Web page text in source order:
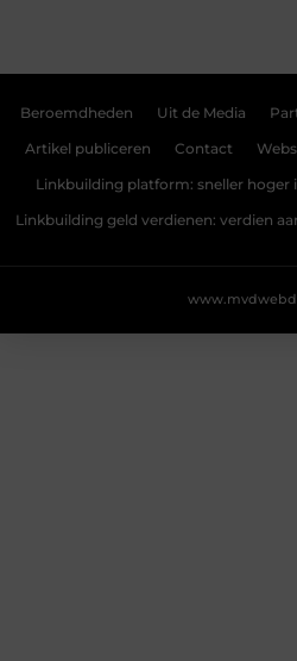
Beroemdheden Uit de Media
Artikel publiceren Contact
Linkbuilding platform: sneller hoger
Linkbuilding geld verdienen: verdien